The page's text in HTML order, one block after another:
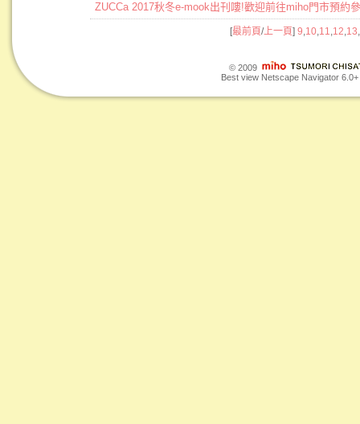
ZUCCa 2017秋冬e-mook出刊嘍!歡迎前往miho門市預約
[最前頁/上一頁] 9 10 11 12 13
© 2009
Best view Netscape Navigator